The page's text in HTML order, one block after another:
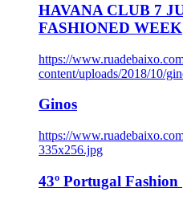
HAVANA CLUB 7
FASHIONED WEEK
https://
content/uploads/2018/10/
Ginos
https://
335x256.jpg
43º Portugal Fashion